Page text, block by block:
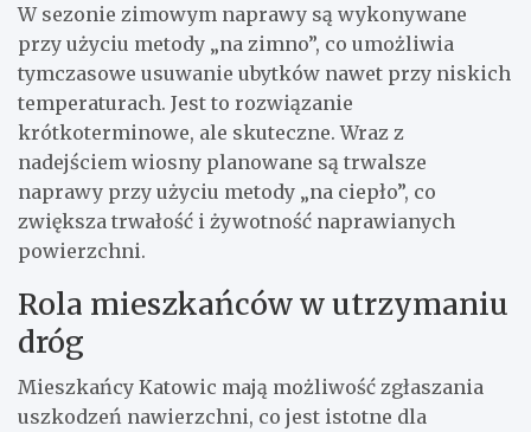
W sezonie zimowym naprawy są wykonywane
przy użyciu metody „na zimno”, co umożliwia
tymczasowe usuwanie ubytków nawet przy niskich
temperaturach. Jest to rozwiązanie
krótkoterminowe, ale skuteczne. Wraz z
nadejściem wiosny planowane są trwalsze
naprawy przy użyciu metody „na ciepło”, co
zwiększa trwałość i żywotność naprawianych
powierzchni.
Rola mieszkańców w utrzymaniu
dróg
Mieszkańcy Katowic mają możliwość zgłaszania
uszkodzeń nawierzchni, co jest istotne dla